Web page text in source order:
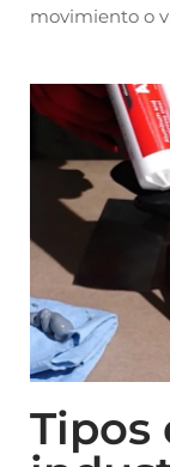
movimiento o
Tipos